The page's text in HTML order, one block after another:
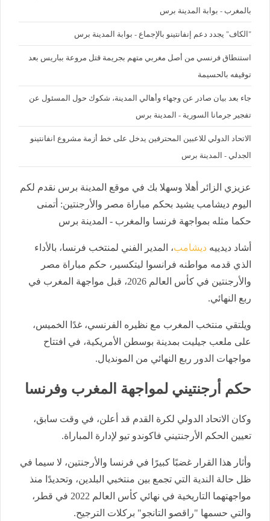
بالمغرب - بوابة المدينة برس
"الكاف" يجدد دعم إنفانتينو بالإجماع - بوابة المدينة برس
استنطاق فرنسي من أصل مغربي متهم بجريمة قتل مروعة بباريس بعد
توقيفه بالحسيمة
جاء بعد بيان صادر عن وجهاء وأهالي المدينة، شكوك حول المسئول عن
تفجير جرمانا السورية - المدينة برس
الاتحاد الدولي للاعبين المحترفين يدخل على خط أزمة مشروع انفانتينو
الجدلي - المدينة برس
عزيزي الزائر أهلا وسهلا بك في موقع المدينة برس نقدم لكم
اليوم ديشامب يشيد بحكم مباراة مصر والأرجنتين: أتمنى
حكما مثله بمواجهة فرنسا والمغرب - المدينة برس
أشاد ديدييه ديشامب، المدير الفني لمنتخب فرنسا، بالأداء
الذي قدمه مواطنه فرانسوا ليتكسير، حكم مباراة مصر
والأرجنتين في كأس العالم 2026، قبل مواجهة المغرب في
ربع النهائي.
ويلتقي منتخب المغرب مع نظيره الفرنسي، غدًا الخميس،
على ملعب جيليت بمدينة بوسطن الأمريكية، في افتتاح
مواجهات الدور ربع النهائي من المونديال.
حكم أرجنتيني لمواجهة المغرب وفرنسا
وكان الاتحاد الدولي لكرة القدم قد أعلن، في وقت سابق،
تعيين الحكم الأرجنتيني فاكوندو تيو لإدارة المباراة.
وأثار هذا القرار غضبًا كبيرًا في فرنسا والأرجنتين، لا سيما في
ظل حالة الندية التي تجمع بين منتخبي البلدين، وتحديدًا منذ
مواجهتهما التاريخية في نهائي كأس العالم 2022 في قطر،
والتي حسمها "راقصو التانجو" بركلات الترجيح.